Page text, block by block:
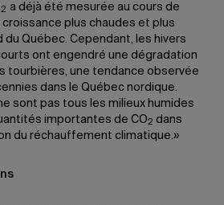
2 a déjà été mesurée au cours de
plus chaudes et plus
du Québec. Cependant, les hivers
ont engendré une dégradation
tourbières, une tendance observée
dans le Québec nordique.
sont pas tous les milieux humides
importantes de CO2 dans
du réchauffement climatique.»